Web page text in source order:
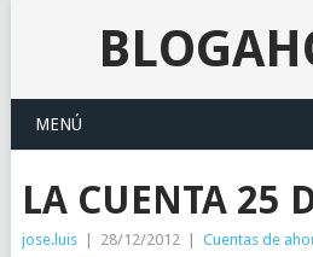
MENÚ
LA CUENTA 25
jose.luis 28/12/2012 Cuentas de